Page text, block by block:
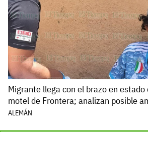
Migrante llega con el brazo en estado
motel de Frontera; analizan posible
ALEMÁN